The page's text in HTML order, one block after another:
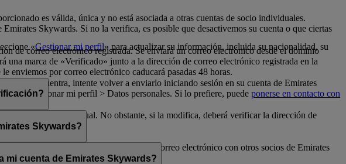
«Gestionar mi perfil» para actualizar su información, incluida su nacionalidad, su
pantalla.
es válida, única y no está asociada a otras cuentas de socio individuales.
Skywards. Si no la verifica, es posible que desactivemos su cuenta o que ciertas
de correo electrónico registrada. Se enviará un correo electrónico desde el dominio
una marca de «Verificado» junto a la dirección de correo electrónico registrada en la
enviemos por correo electrónico caducará pasadas 48 horas.
no lo encuentra, intente volver a enviarlo iniciando sesión en su cuenta de Emirates
> Gestionar mi perfil > Datos personales. Si lo prefiere, puede ponerse en contacto con
electrónico actual. No obstante, si la modifica, deberá verificar la dirección de
Skywards?
en uso. Si comparte su dirección de correo electrónico con otros socios de Emirates
ayuda.
mi cuenta de Emirates Skywards?